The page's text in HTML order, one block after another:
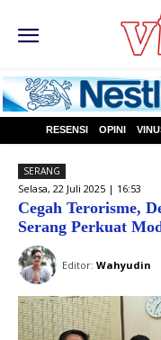
RESENSI OPINI
SERANG
Selasa, 22 Juli 2025 | 16:53
Cegah Terorisme,
Serang Perkuat
Editor: Wahyudin